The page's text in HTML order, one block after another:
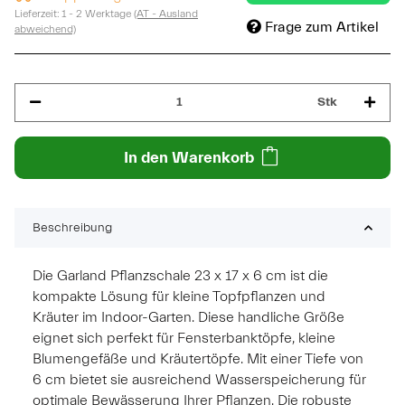
Lieferzeit: 1 - 2 Werktage (AT - Ausland
abweichend)
Frage zum Artikel
Stk
In den Warenkorb
Beschreibung
Die Garland Pflanzschale 23 x 17 x 6 cm ist die
kompakte Lösung für kleine Topfpflanzen und
Kräuter im Indoor-Garten. Diese handliche Größe
eignet sich perfekt für Fensterbanktöpfe, kleine
Blumengefäße und Kräutertöpfe. Mit einer Tiefe von
6 cm bietet sie ausreichend Wasserspeicherung für
optimale Bewässerung Ihrer Pflanzen. Die robuste